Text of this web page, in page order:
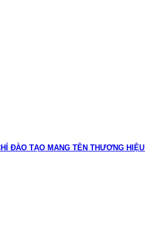
ĐÀO TẠO MANG TÊN THƯƠNG HIỆU